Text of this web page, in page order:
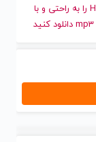
و قدیمی هیفا وهبی | Haifa Wehbe را به راحتی و با